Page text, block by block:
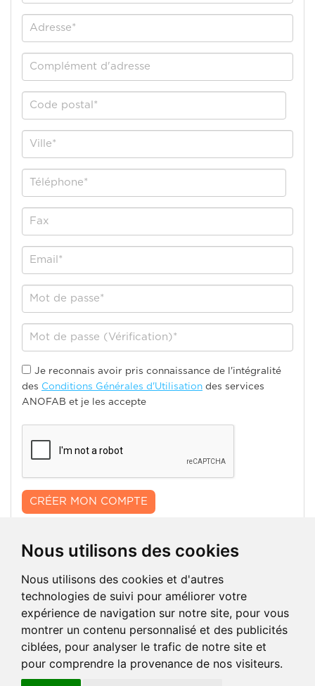
Nous utilisons des cookies
Nous utilisons des cookies et d'autres
technologies de suivi pour améliorer votre
expérience de navigation sur notre site, pour vous
montrer un contenu personnalisé et des publicités
ciblées, pour analyser le trafic de notre site et
pour comprendre la provenance de nos visiteurs.
Je reconnais avoir pris connaissance de l'intégralité
des Conditions Générales d'Utilisation des services
ANOFAB et je les accepte
COORDONNÉES
1 impasse Initialis - CITIS - CS 90209
14209 Hérouville-Saint-Clair CEDEX
Tel : 02 31 47 97 57 | Fax : 02 31 95 64 02